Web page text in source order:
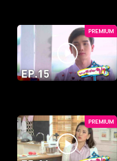
PREMIUM
PREMIUM